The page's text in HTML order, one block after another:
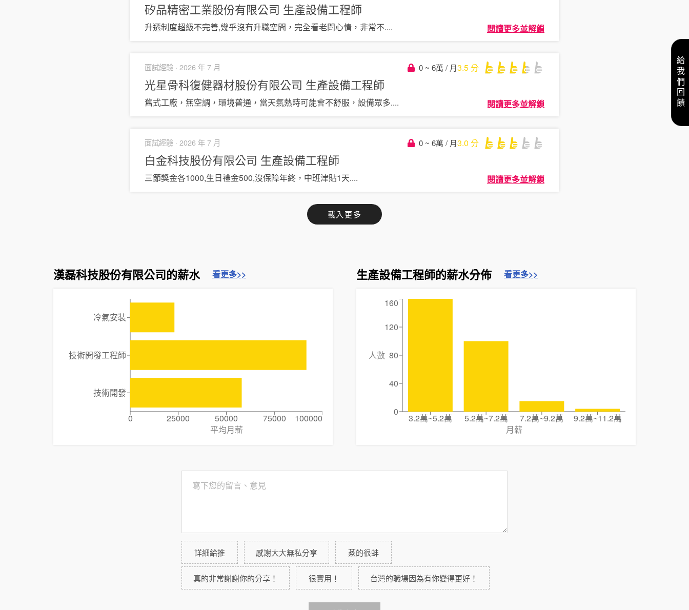
矽品精密工業股份有限公司 生產設備工程師
升遷制度超級不完善,幾乎沒有升職空間，完全看老闆心情，非常不.... 閱讀更多並解鎖
面試經驗 · 2026 年 7 月 0 ~ 6萬 / 月3.5分
光星骨科復健器材股份有限公司 生產設備工程師
舊式工廠，無空調，環境普通，當天氣熱時可能會不舒服，設備眾多.... 閱讀更多並解鎖
面試經驗 · 2026 年 7 月 0 ~ 6萬 / 月3.0 分
白金科技股份有限公司 生產設備工程師
三節獎金各1000,生日禮金500,沒保障年終，中班津貼1天.... 閱讀更多並解鎖
載入更多
漢磊科技股份有限公司的薪水 看更多>>
0 25000 50000 75000
100000
平均月薪
冷氣安裝
技術開發工程師
技術開發
生產設備工程師的薪水分佈 看更多>>
3.2萬~5.2萬 5.2萬~7.2萬 7.2萬~9.2萬
9.2萬~11.2萬
月薪
0
40
80
120
160
人數
詳細給推 感謝大大無私分享 蒸的很蚌
真的非常謝謝你的分享！ 很實用！ 台灣的職場因為有你變得更好！
給我們回饋